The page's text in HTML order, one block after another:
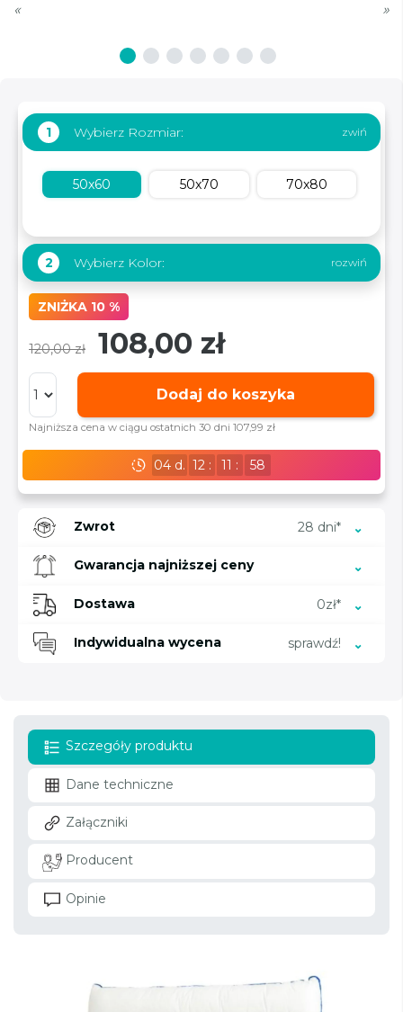
« »
1 Wybierz Rozmiar:
50x60 50x70 70x80
2 Wybierz Kolor:
ZNIŻKA 10 %
120,00 zł 108,00 zł
Dodaj do koszyka
Najniższa cena w ciągu ostatnich 30 dni 107,99 zł
04d. 12: 11 : 57
Zwrot 28 dni*
Gwarancja najniższej ceny
Dostawa 0zł*
Indywidualna wycena sprawdź!
Szczegóły produktu
Dane techniczne
Załączniki
Producent
Opinie